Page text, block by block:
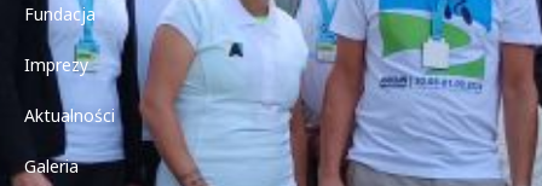
Fundacja
Imprezy
Aktualności
Galeria